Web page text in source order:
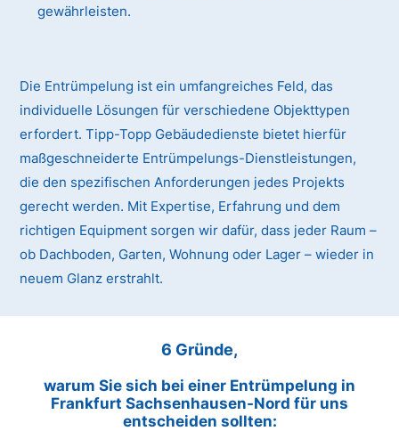
gewährleisten.
Die Entrümpelung ist ein umfangreiches Feld, das
individuelle Lösungen für verschiedene Objekttypen
erfordert. Tipp-Topp Gebäudedienste bietet hierfür
maßgeschneiderte Entrümpelungs-Dienstleistungen,
die den spezifischen Anforderungen jedes Projekts
gerecht werden. Mit Expertise, Erfahrung und dem
richtigen Equipment sorgen wir dafür, dass jeder Raum –
ob Dachboden, Garten, Wohnung oder Lager – wieder in
neuem Glanz erstrahlt.
6 Gründe,
warum Sie sich bei einer Entrümpelung in
Frankfurt Sachsenhausen-Nord für uns
entscheiden sollten: